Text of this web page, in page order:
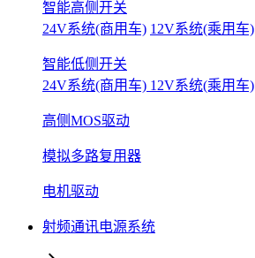
智能高侧开关
24V系统(商用车) 12V系统(乘用车)
智能低侧开关
24V系统(商用车) 12V系统(乘用车)
高侧MOS驱动
模拟多路复用器
电机驱动
射频通讯电源系统